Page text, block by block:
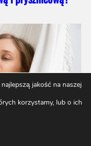
jakość na naszej
korzystamy, lub o ich